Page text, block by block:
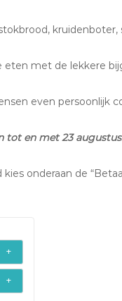
met de lekkere
even persoonlijk
tot en met 23
onderaan de
+
+